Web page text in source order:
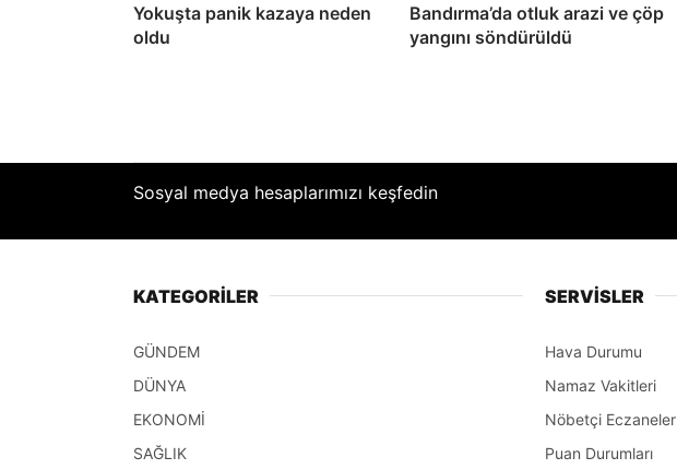
Yokuşta panik kazaya neden
oldu
Bandırma’da otluk arazi ve çöp
yangını söndürüldü
Sosyal medya hesaplarımızı keşfedin
KATEGORİLER
GÜNDEM
DÜNYA
EKONOMİ
SAĞLIK
SERVİSLER
Hava Durumu
Namaz Vakitleri
Nöbetçi Eczaneler
Puan Durumları